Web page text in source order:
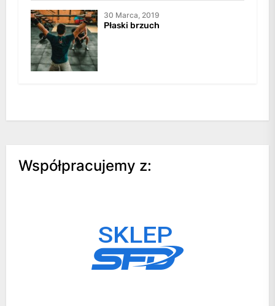
30 Marca, 2019
Płaski brzuch
Współpracujemy z: